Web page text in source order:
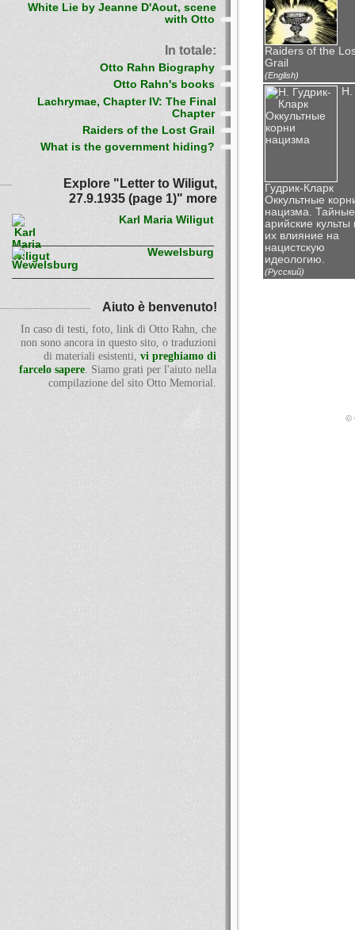
Raiders of the
Grail
(English)
Н.
Гудрик-Кларк
Оккультные
нацизма. Тайные
арийские культы
их влияние на
нацистскую
идеологию.
(Русский)
White Lie by Jeanne D'Aout, scene
with Otto
In totale:
Otto Rahn Biography
Otto Rahn's books
Lachrymae, Chapter IV: The Final
Chapter
Raiders of the Lost Grail
What is the government hiding?
Explore "Letter to Wiligut,
27.9.1935 (page 1)" more
Karl Maria Wiligut
Wewelsburg
Aiuto è benvenuto!
In caso di testi, foto, link di Otto Rahn, che
non sono ancora in questo sito, o traduzioni
di materiali esistenti, vi preghiamo di
farcelo sapere. Siamo grati per l'aiuto nella
compilazione del sito Otto Memorial.
©